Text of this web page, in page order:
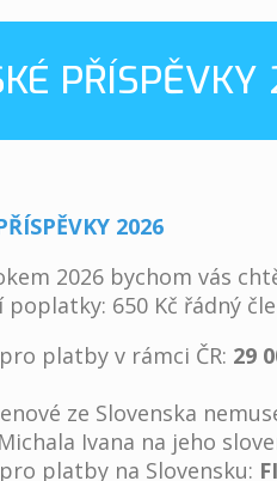
2026
2026 bychom vás
650 Kč řádný
platby v rámci ČR: 29
ze Slovenska
Ivana na jeho
platby na Slovensku: